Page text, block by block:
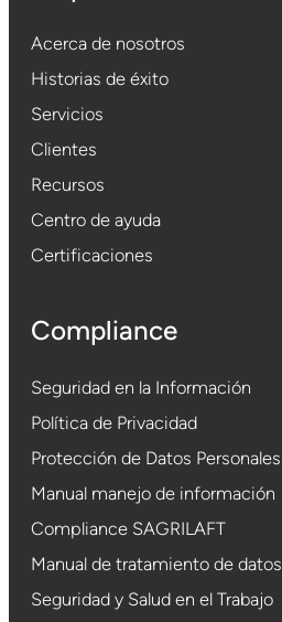
Acerca de nosotros
Historias de éxito
Servicios
Clientes
Recursos
Centro de ayuda
Certificaciones
Compliance
Seguridad en la Información
Política de Privacidad
Protección de Datos Personales
Manual manejo de información
Compliance SAGRILAFT
Manual de tratamiento de datos
Seguridad y Salud en el Trabajo